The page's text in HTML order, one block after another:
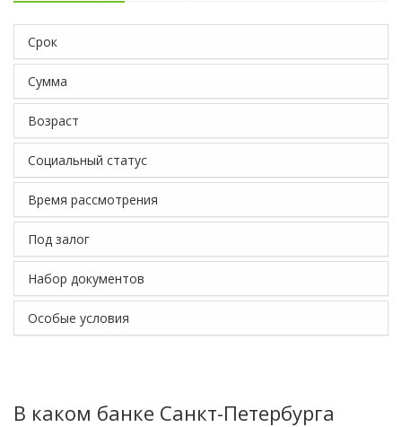
Срок
Сумма
Возраст
Социальный статус
Время рассмотрения
Под залог
Набор документов
Особые условия
В каком банке Санкт-Петербурга